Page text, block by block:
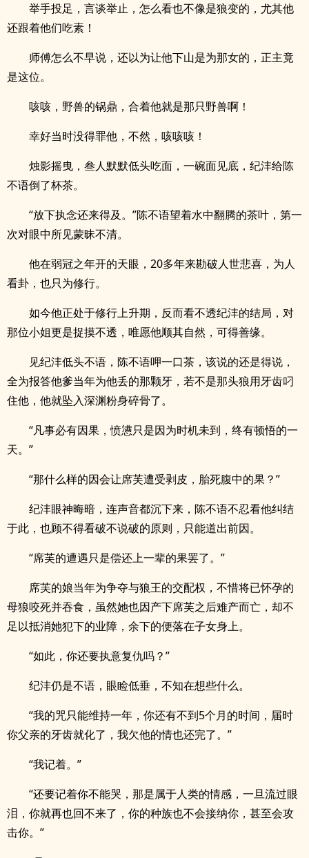
举手投足，言谈举止，怎么看也不像是狼变的，尤其他
还跟着他们吃素！
师傅怎么不早说，还以为让他下山是为那女的，正主竟
是这位。
咳咳，野兽的锅鼎，合着他就是那只野兽啊！
幸好当时没得罪他，不然，咳咳咳！
烛影摇曳，叁人默默低头吃面，一碗面见底，纪沣给陈
不语倒了杯茶。
“放下执念还来得及。”陈不语望着水中翻腾的茶叶，第一
次对眼中所见蒙昧不清。
他在弱冠之年开的天眼，20多年来勘破人世悲喜，为人
看卦，也只为修行。
如今他正处于修行上升期，反而看不透纪沣的结局，对
那位小姐更是捉摸不透，唯愿他顺其自然，可得善缘。
见纪沣低头不语，陈不语呷一口茶，该说的还是得说，
全为报答他爹当年为他丢的那颗牙，若不是那头狼用牙齿叼
住他，他就坠入深渊粉身碎骨了。
“凡事必有因果，愤懑只是因为时机未到，终有顿悟的一
天。”
“那什么样的因会让席芙遭受剥皮，胎死腹中的果？”
纪沣眼神晦暗，连声音都沉下来，陈不语不忍看他纠结
于此，也顾不得看破不说破的原则，只能道出前因。
“席芙的遭遇只是偿还上一辈的果罢了。”
席芙的娘当年为争夺与狼王的交配权，不惜将已怀孕的
母狼咬死并吞食，虽然她也因产下席芙之后难产而亡，却不
足以抵消她犯下的业障，余下的便落在子女身上。
“如此，你还要执意复仇吗？”
纪沣仍是不语，眼睑低垂，不知在想些什么。
“我的咒只能维持一年，你还有不到5个月的时间，届时
你父亲的牙齿就化了，我欠他的情也还完了。”
“我记着。”
“还要记着你不能哭，那是属于人类的情感，一旦流过眼
泪，你就再也回不来了，你的种族也不会接纳你，甚至会攻
击你。”